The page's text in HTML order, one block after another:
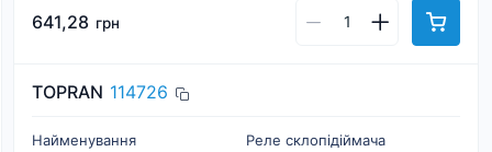
641,28 грн
TOPRAN 114726
Найменування
Реле склопідіймача